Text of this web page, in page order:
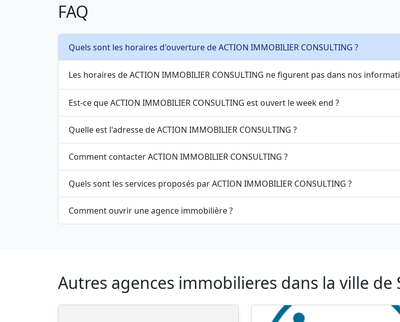
FAQ
Quels sont les horaires d'ouverture de ACTION IMMOBILIER CONSULTING ?
Les horaires de ACTION IMMOBILIER CONSULTING ne figurent pas dans nos
Est-ce que ACTION IMMOBILIER CONSULTING est ouvert le week end ?
Quelle est l'adresse de ACTION IMMOBILIER CONSULTING ?
Comment contacter ACTION IMMOBILIER CONSULTING ?
Quels sont les services proposés par ACTION IMMOBILIER CONSULTING ?
Comment ouvrir une agence immobilière ?
Autres agences immobilieres dans la ville de